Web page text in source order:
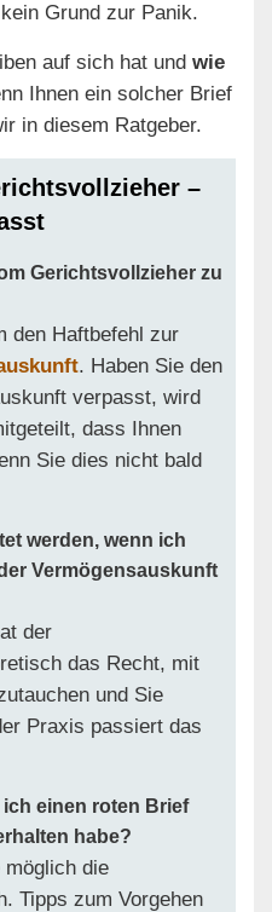
Grund zur Panik.
auf sich hat und wie
Ihnen ein solcher Brief
in diesem Ratgeber.
–
Gerichtsvollzieher zu
den Haftbefehl zur
. Haben Sie den
verpasst, wird
dass Ihnen
Sie dies nicht bald
werden, wenn ich
Vermögensauskunft
der
das Recht, mit
und Sie
Praxis passiert das
einen roten Brief
habe?
möglich die
Tipps zum Vorgehen